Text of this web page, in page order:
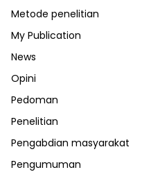
Metode penelitian
My Publication
News
Opini
Pedoman
Penelitian
Pengabdian masyarakat
Pengumuman